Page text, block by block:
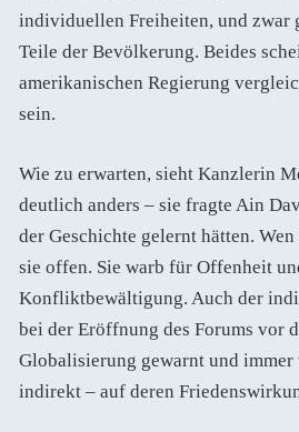
individuellen Freiheiten, und zwar
Teile der Bevölkerung. Beides
amerikanischen Regierung
sein.
Wie zu erwarten, sieht Kanzlerin
deutlich anders – sie fragte Ain
der Geschichte gelernt hätten.
sie offen. Sie warb für Offenheit
Konfliktbewältigung. Auch der
bei der Eröffnung des Forums vor
Globalisierung gewarnt und immer
indirekt – auf deren